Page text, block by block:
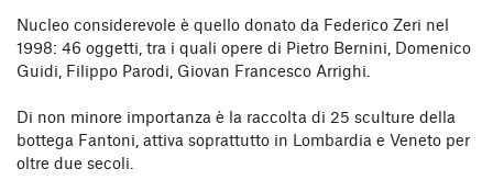
Nucleo considerevole è quello donato da Federico Zeri nel
1998: 46 oggetti, tra i quali opere di Pietro Bernini, Domenico
Guidi, Filippo Parodi, Giovan Francesco Arrighi.
Di non minore importanza è la raccolta di 25 sculture della
bottega Fantoni, attiva soprattutto in Lombardia e Veneto per
oltre due secoli.